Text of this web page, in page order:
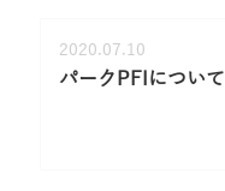
2020.07.10
パークPFIについて